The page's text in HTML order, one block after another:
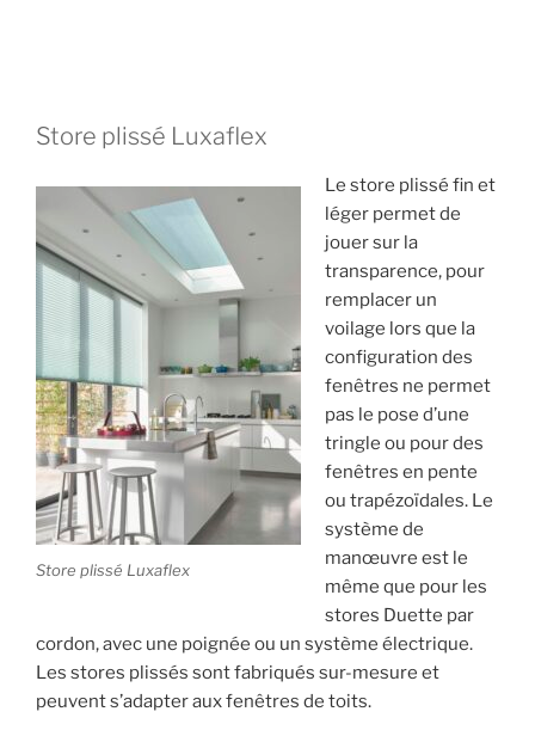
Store plissé Luxaflex
Store plissé Luxaflex
Le store plissé fin et
léger permet de
jouer sur la
transparence, pour
remplacer un
voilage lors que la
configuration des
fenêtres ne permet
pas le pose d’une
tringle ou pour des
fenêtres en pente
ou trapézoïdales. Le
système de
manœuvre est le
même que pour les
stores Duette par
cordon, avec une poignée ou un système électrique.
Les stores plissés sont fabriqués sur-mesure et
peuvent s’adapter aux fenêtres de toits.